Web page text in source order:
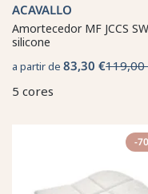
ACAVALLO
Amortecedor MF JCCS
silicone
a partir de 83,30 €119,00
5 cores
-